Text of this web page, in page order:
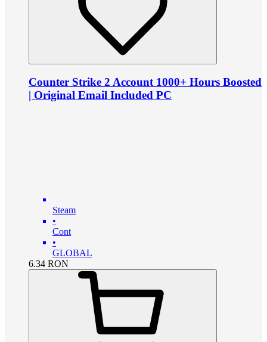
Counter Strike 2 Account 1000+ Hours Boosted
| Original Email Included PC
Steam
•
Cont
•
GLOBAL
6.34 RON